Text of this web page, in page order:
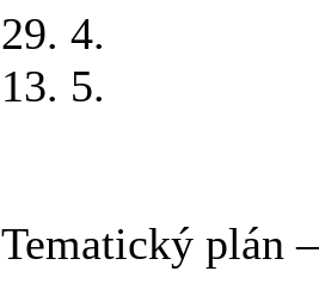
29. 4.
13. 5.
Tematický plán